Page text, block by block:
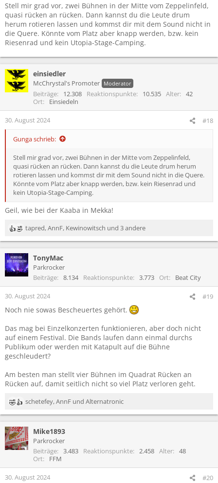
Stell mir grad vor, zwei Bühnen in der Mitte vom Zeppelinfeld,
quasi rücken an rücken. Dann kannst du die Leute drum
herum rotieren lassen und kommst dir mit dem Sound nicht in
die Quere. Könnte vom Platz aber knapp werden, bzw. kein
Riesenrad und kein Utopia-Stage-Camping.
einsiedler
McChrystal's Promoter Moderator
Beiträge 12.308 Reaktionspunkte 10.535 Alter
42
Ort
Einsiedeln
30. August 2024 #18
Gunga schrieb:
Stell mir grad vor, zwei Bühnen in der Mitte vom Zeppelinfeld,
quasi rücken an rücken. Dann kannst du die Leute drum herum
rotieren lassen und kommst dir mit dem Sound nicht in die Quere.
Könnte vom Platz aber knapp werden, bzw. kein Riesenrad und
kein Utopia-Stage-Camping.
Geil, wie bei der Kaaba in Mekka!
R
e
k
t
i
n
e
n
tapred,AnnF, Kewinowitsch und 3 andere
TonyMac
Parkrocker
Beiträge
8.134 Reaktionspunkte 3.773 Ort Beat City
30. August 2024 #19
Noch nie sowas Bescheuertes gehört.
Das mag bei Einzelkonzerten funktionieren, aber doch nicht
auf einem Festival. Die Bands laufen dann einmal durchs
Publikum oder werden mit Katapult auf die Bühne
geschleudert?
Am besten man stellt vier Bühnen im Quadrat Rücken an
Rücken auf, damit seitlich nicht so viel Platz verloren geht.
R
e
k
t
i
n
e
schetefey,AnnF und Alternatronic
Mike1893
Parkrocker
Beiträge
3.483 Reaktionspunkte 2.458 Alter
48
Ort
FFM
30. August 2024 #20